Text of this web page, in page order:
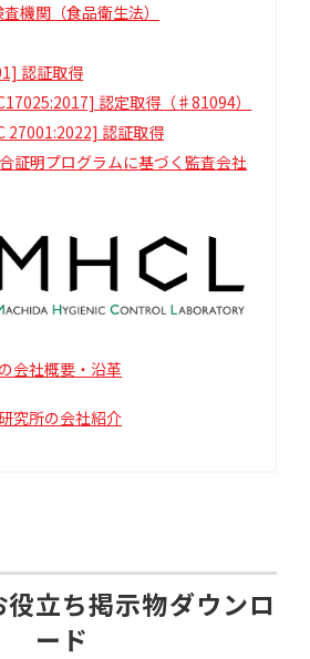
機関（食品衛生法）
認証取得
認定取得（♯81094）
27001:2022] 認証取得
証明プログラムに基づく監査会社
会社概要・沿革
究所の会社紹介
立ち掲示物ダウンロ
ード